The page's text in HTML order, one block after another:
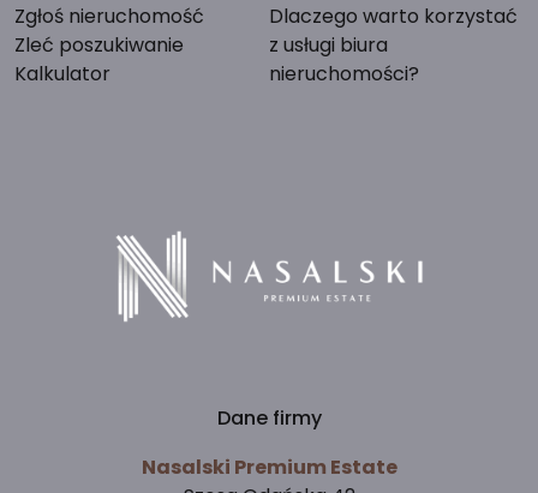
Zgłoś nieruchomość
Zleć poszukiwanie
Kalkulator
Dlaczego warto korzystać
z usługi biura
nieruchomości?
Dane firmy
Nasalski Premium Estate